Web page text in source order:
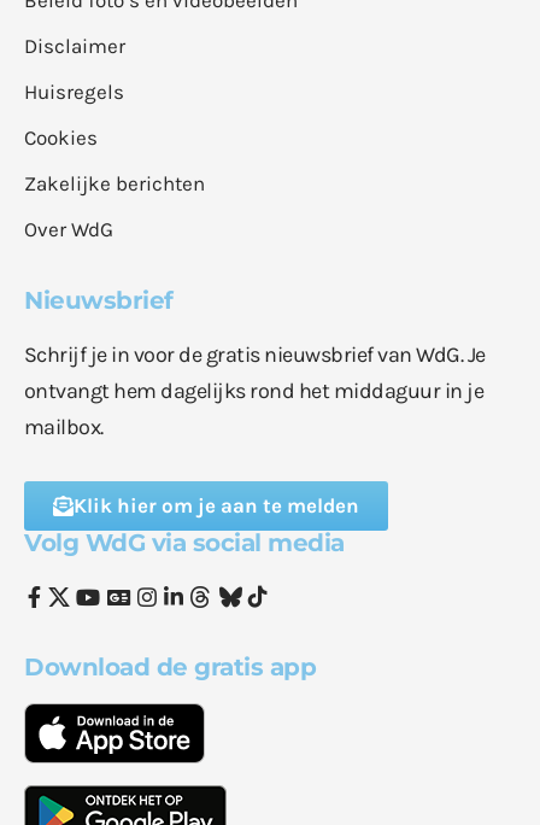
Disclaimer
Huisregels
Cookies
Zakelijke berichten
Over WdG
Nieuwsbrief
Schrijf je in voor de gratis nieuwsbrief van WdG. Je
ontvangt hem dagelijks rond het middaguur in je
mailbox.
Klik hier om je aan te melden
Volg WdG via social media
Download de gratis app